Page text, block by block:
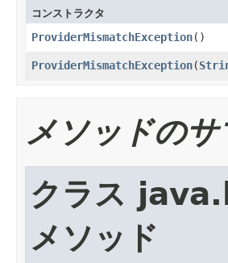
コンストラクタ
ProviderMismatchException()
ProviderMismatchException(
メソッドのサ
クラス
メソッド